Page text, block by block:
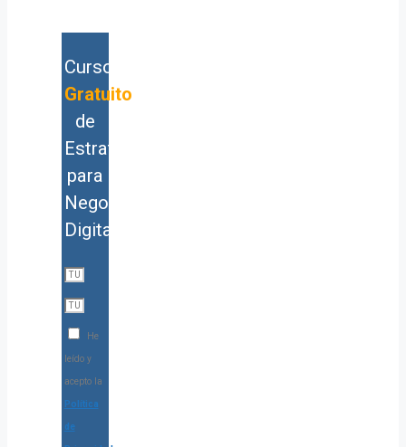
Curso
Gratuito
de
Estrategia
para
Negocios
Digitales
He
leído y
acepto la
Política
de